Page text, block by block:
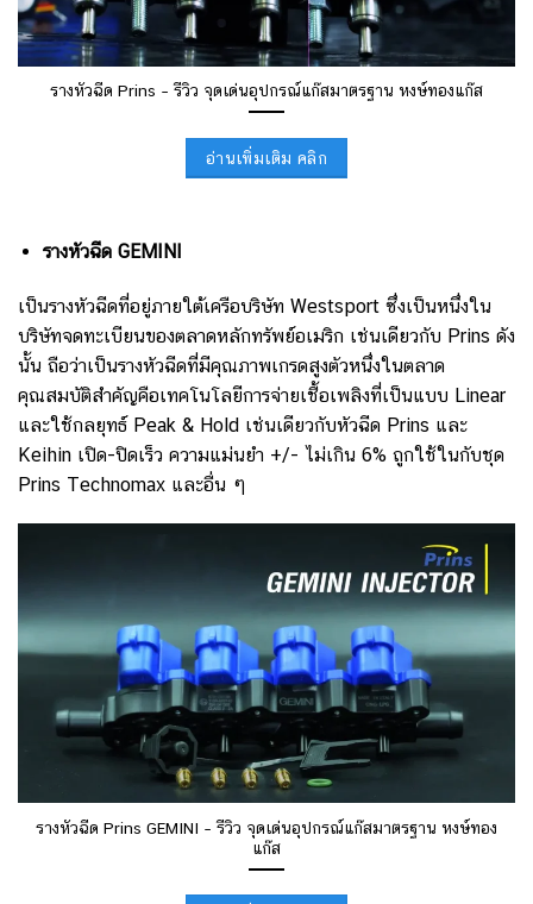
รางหัวฉีด Prins – รีวิว จุดเด่นอุปกรณ์แก๊สมาตรฐาน หงษ์ทองแก๊ส
อ่านเพิ่มเติม คลิก
รางหัวฉีด GEMINI
เป็นรางหัวฉีดที่อยู่ภายใต้เครือบริษัท Westsport ซึ่งเป็นหนึ่งใน
บริษัทจดทะเบียนของตลาดหลักทรัพย์อเมริก เช่นเดียวกับ Prins ดัง
นั้น ถือว่าเป็นรางหัวฉีดที่มีคุณภาพเกรดสูงตัวหนึ่งในตลาด
คุณสมบัติสำคัญคือเทคโนโลยีการจ่ายเชื้อเพลิงที่เป็นแบบ Linear
และใช้กลยุทธ์ Peak & Hold เช่นเดียวกับหัวฉีด Prins และ
Keihin เปิด-ปิดเร็ว ความแม่นยำ +/- ไม่เกิน 6% ถูกใช้ในกับชุด
Prins Technomax และอื่น ๆ
รางหัวฉีด Prins GEMINI – รีวิว จุดเด่นอุปกรณ์แก๊สมาตรฐาน หงษ์ทอง
แก๊ส